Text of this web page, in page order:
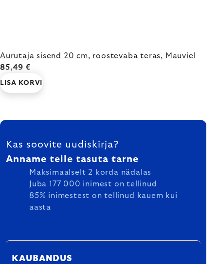
Aurutaja sisend 20 cm, roostevaba teras, Mauviel
85,49 €
LISA KORVI
FOOTER
Kas soovite uudiskirja?
Anname teile tasuta tarne
Maksimaalselt 2 korda nädalas
Juba 177 000 inimest on tellinud
85% inimestest on tellinud kauem kui
aasta
KAUBANDUS